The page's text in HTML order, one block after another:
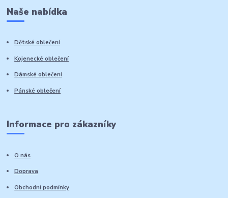
Naše nabídka
Dětské oblečení
Kojenecké oblečení
Dámské oblečení
Pánské oblečení
Informace pro zákazníky
O nás
Doprava
Obchodní podmínky